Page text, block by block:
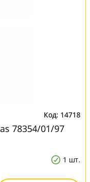
14718
78354/01/97
1 шт.